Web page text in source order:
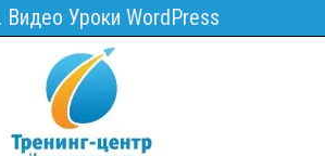
Видео Уроки WordPress